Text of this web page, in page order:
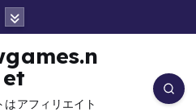
et
はアフィリエイト